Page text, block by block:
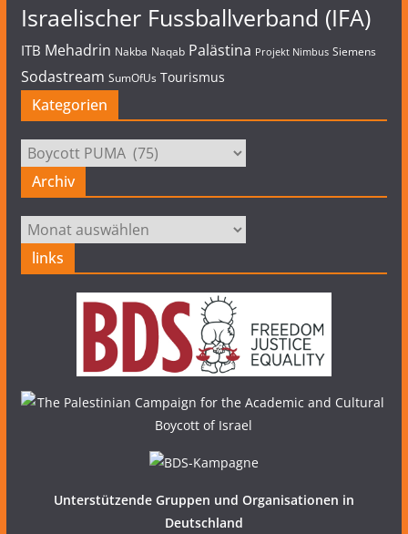
Israelischer Fussballverband (IFA)
ITB Mehadrin Nakba Naqab Palästina Projekt Nimbus Siemens
Sodastream SumOfUs Tourismus
Kategorien
Kategorien
Archiv
Archiv
links
Unterstützende Gruppen und Organisationen in
Deutschland